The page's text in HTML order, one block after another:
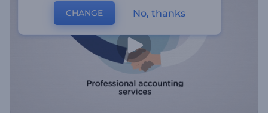
CHANGE No, thanks